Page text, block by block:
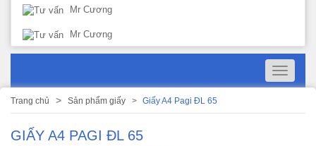
Mr Cương
Mr Cương
Toggle
Trang chủ Sản phẩm giấy Giấy A4 Pagi ĐL 65
GIẤY A4 PAGI ĐL 65